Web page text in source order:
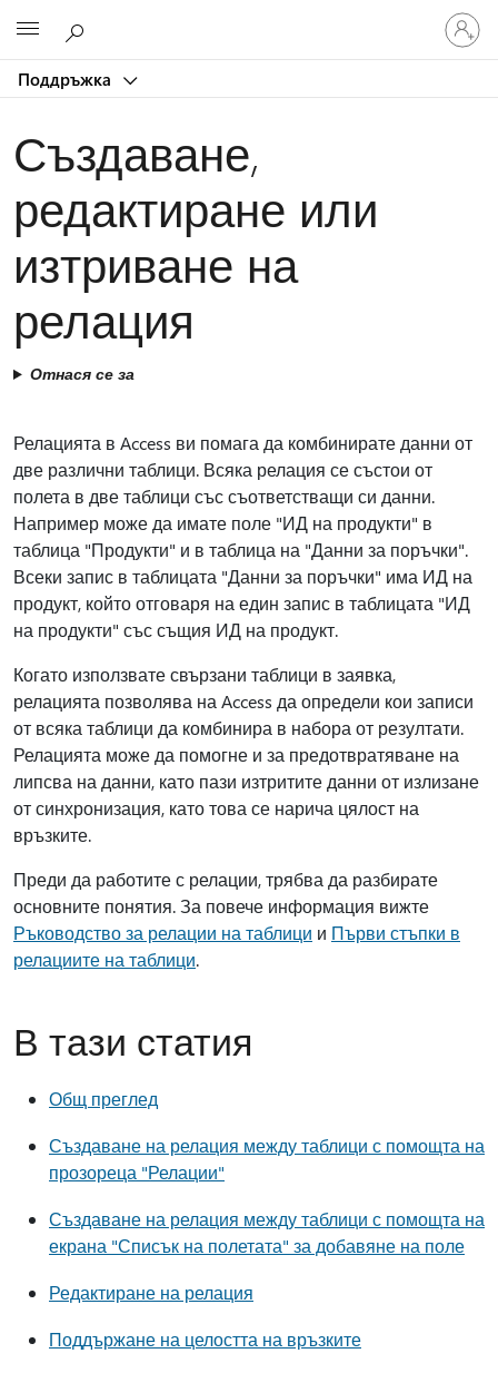
Поддръжка
Влезте
във
вашия
Създаване,
редактиране или
изтриване на
релация
Отнася се за
Релацията в Access ви помага да комбинирате данни от
две различни таблици. Всяка релация се състои от
полета в две таблици със съответстващи си данни.
Например може да имате поле "ИД на продукти" в
таблица "Продукти" и в таблица на "Данни за поръчки".
Всеки запис в таблицата "Данни за поръчки" има ИД на
продукт, който отговаря на един запис в таблицата "ИД
на продукти" със същия ИД на продукт.
Когато използвате свързани таблици в заявка,
релацията позволява на Access да определи кои записи
от всяка таблици да комбинира в набора от резултати.
Релацията може да помогне и за предотвратяване на
липсва на данни, като пази изтритите данни от излизане
от синхронизация, като това се нарича цялост на
връзките.
Преди да работите с релации, трябва да разбирате
основните понятия. За повече информация вижте
Ръководство за релации на таблици и Първи стъпки в
релациите на таблици.
В тази статия
Общ преглед
Създаване на релация между таблици с помощта на
прозореца "Релации"
Създаване на релация между таблици с помощта на
екрана "Списък на полетата" за добавяне на поле
Редактиране на релация
Поддържане на целостта на връзките